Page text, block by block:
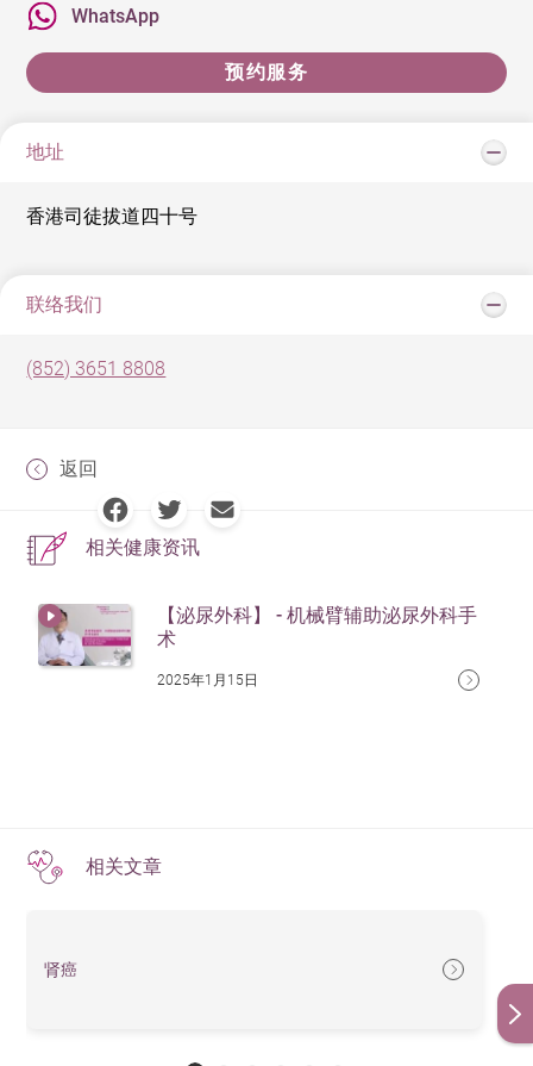
WhatsApp
预约服务
地址
香港司徒拔道四十号
联络我们
(852) 3651 8808
返回
相关健康资讯
【泌尿外科】 - 机械臂辅助泌尿外科手
术
2025年1月15日
相关文章
肾癌